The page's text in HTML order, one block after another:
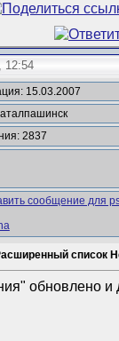
12:54
15.03.2007
2837
список
обновлено и